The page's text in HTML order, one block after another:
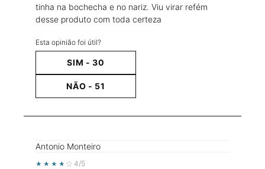
tinha na bochecha e no nariz. Viu virar refém
desse produto com toda certeza
Esta opinião foi útil?
SIM -30
NÃO - 51
Antonio Monteiro
4 out of 5 stars.
4/5